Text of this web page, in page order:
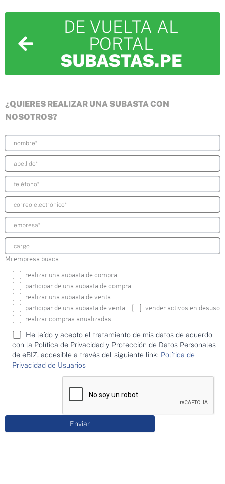
DE VUELTA AL
PORTAL
SUBASTAS.PE
¿QUIERES REALIZAR UNA SUBASTA CON
NOSOTROS?
Mi empresa busca:
realizar una subasta de compra
participar de una subasta de compra
realizar una subasta de venta
participar de una subasta de venta
vender activos en desuso
realizar compras anualizadas
He leído y acepto el tratamiento de mis datos de acuerdo
con la Política de Privacidad y Protección de Datos Personales
de eBIZ, accesible a través del siguiente link: Política de
Privacidad de Usuarios